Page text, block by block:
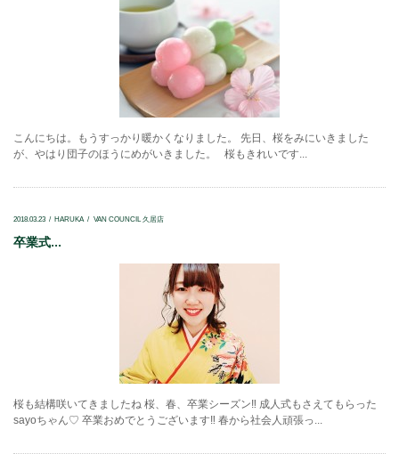
こんにちは。もうすっかり暖かくなりました。 先日、桜をみにいきました
が、やはり団子のほうにめがいきました。 桜もきれいです...
2018.03.23 HARUKA VAN COUNCIL 久居店
卒業式...
桜も結構咲いてきましたね 桜、春、卒業シーズン‼ 成人式もさえてもらった
sayoちゃん♡ 卒業おめでとうございます‼ 春から社会人頑張っ...